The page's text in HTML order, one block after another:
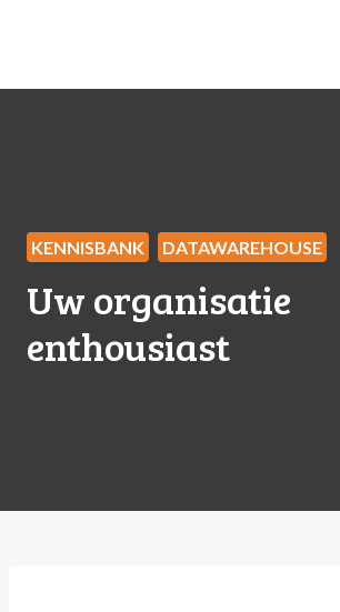
KENNISBANK DATAWAREHOUSE
Uw organisatie
enthousiast